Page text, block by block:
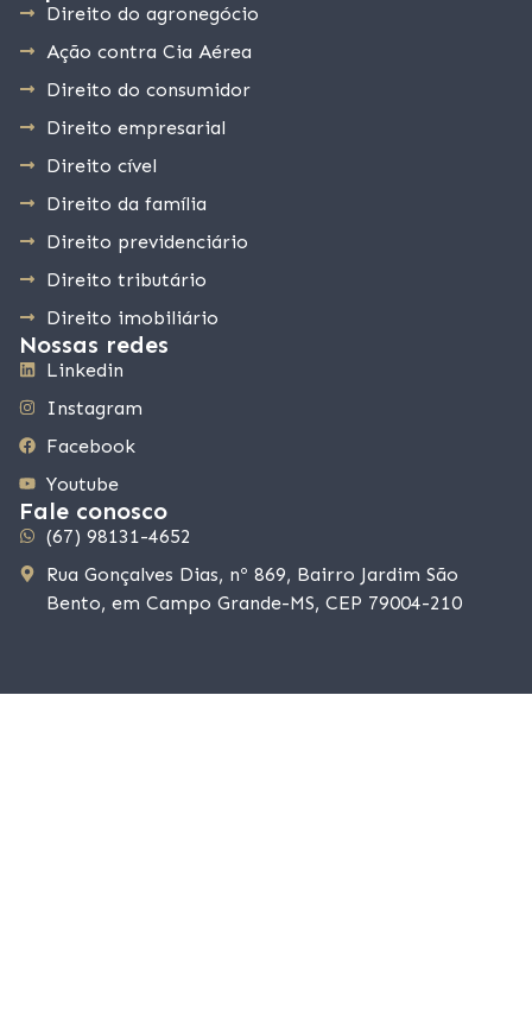
Direito do agronegócio
Ação contra Cia Aérea
Direito do consumidor
Direito empresarial
Direito cível
Direito da família
Direito previdenciário
Direito tributário
Direito imobiliário
Nossas redes
Linkedin
Instagram
Facebook
Youtube
Fale conosco
(67) 98131-4652
Rua Gonçalves Dias, nº 869, Bairro Jardim São
Bento, em Campo Grande-MS, CEP 79004-210